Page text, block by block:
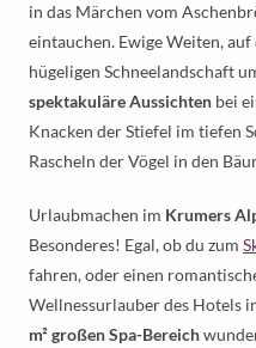
in das Märchen vom
eintauchen. Ewige Weiten,
hügeligen Schneelandschaft
spektakuläre Aussichten bei
Knacken der Stiefel im tiefen
Rascheln der Vögel in den
Urlaubmachen im Krumers
Besonderes! Egal, ob du zum
fahren, oder einen
Wellnessurlauber des Hotels
m² großen Spa-Bereich